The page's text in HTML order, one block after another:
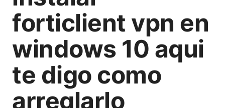
forticlient vpn en
windows 10 aqui
te digo como
arreglarlo